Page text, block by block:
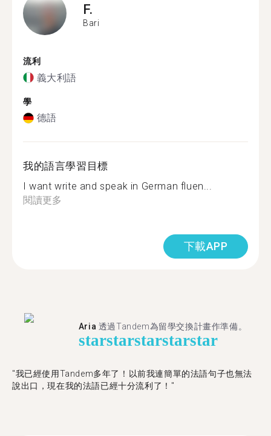
F.
Bari
流利
義大利語
學
德語
我的語言學習目標
I want write and speak in German fluen...
閱讀更多
下載APP
Aria 透過Tandem為留學交換計畫作準備。
starstarstarstarstar
"我已經使用Tandem多年了！以前我連簡單的法語句子也無法
說出口，現在我的法語已經十分流利了！"